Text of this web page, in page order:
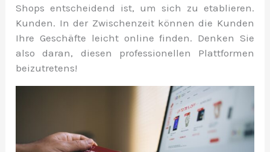
Shops entscheidend ist, um sich zu etablieren.
Kunden. In der Zwischenzeit können die Kunden
Ihre Geschäfte leicht online finden. Denken Sie
also daran, diesen professionellen Plattformen
beizutretens!